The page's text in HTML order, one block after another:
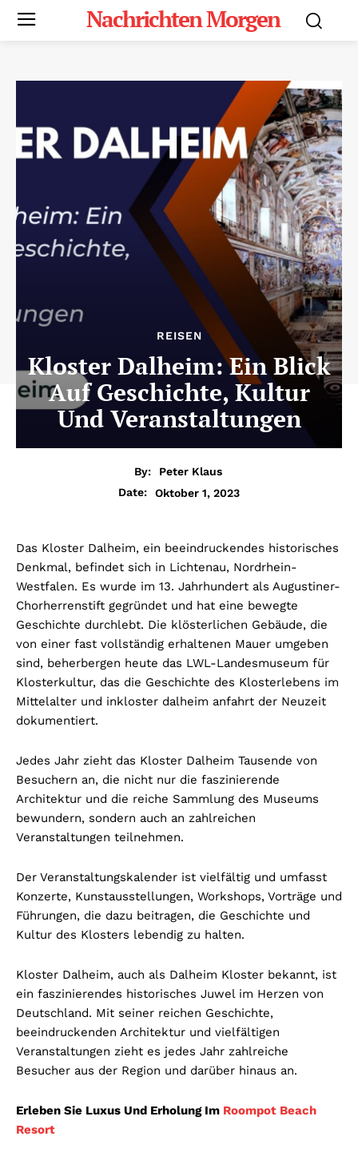
Nachrichten Morgen
REISEN
Kloster Dalheim: Ein Blick
Auf Geschichte, Kultur
Und Veranstaltungen
By:
Peter Klaus
Date:
Oktober 1, 2023
Das Kloster Dalheim, ein beeindruckendes historisches
Denkmal, befindet sich in Lichtenau, Nordrhein-
Westfalen. Es wurde im 13. Jahrhundert als Augustiner-
Chorherrenstift gegründet und hat eine bewegte
Geschichte durchlebt. Die klösterlichen Gebäude, die
von einer fast vollständig erhaltenen Mauer umgeben
sind, beherbergen heute das LWL-Landesmuseum für
Klosterkultur, das die Geschichte des Klosterlebens im
Mittelalter und inkloster dalheim anfahrt der Neuzeit
dokumentiert.
Jedes Jahr zieht das Kloster Dalheim Tausende von
Besuchern an, die nicht nur die faszinierende
Architektur und die reiche Sammlung des Museums
bewundern, sondern auch an zahlreichen
Veranstaltungen teilnehmen.
Der Veranstaltungskalender ist vielfältig und umfasst
Konzerte, Kunstausstellungen, Workshops, Vorträge und
Führungen, die dazu beitragen, die Geschichte und
Kultur des Klosters lebendig zu halten.
Kloster Dalheim, auch als Dalheim Kloster bekannt, ist
ein faszinierendes historisches Juwel im Herzen von
Deutschland. Mit seiner reichen Geschichte,
beeindruckenden Architektur und vielfältigen
Veranstaltungen zieht es jedes Jahr zahlreiche
Besucher aus der Region und darüber hinaus an.
Erleben Sie Luxus Und Erholung Im Roompot Beach
Resort